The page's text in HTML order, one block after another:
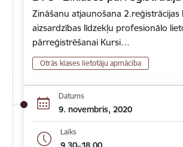
Zināšanu atjaunošana 2.reģistrācijas
aizsardzības līdzekļu profesionālo
pārreģistrēšanai Kursi…
Otrās klases lietotāju apmācība
Datums
9. novembris, 2020
Laiks